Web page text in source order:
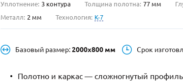
Уплотнение: 3 контура Толщина полотна: 77 мм
Металл: 2 мм Технология: K-7
Базовый размер:2000х800 мм Срок
Полотно и каркас — сложногнутый